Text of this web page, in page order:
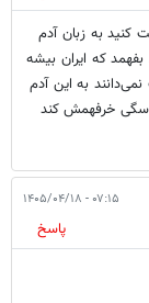
کنید به زبان آدم
که ایران بیشه
به این آدم
سگی خرفهمش کند
۰۷:۱۵ - ۱۴۰۵/۰۴/۱۸
پاسخ